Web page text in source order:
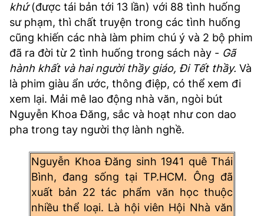
khứ(được tái bản tới 13 lần) với 88 tình huống
sư phạm, thì chất truyện trong các tình huống
cũng khiến các nhà làm phim chú ý và 2 bộ phim
đã ra đời từ 2 tình huống trong sách này - Gã
hành khất và hai người thầy giáo, Đi Tết thầy. Và
là phim giàu ẩn ước, thông điệp, có thể xem đi
xem lại. Mải mê lao động nhà văn, ngòi bút
Nguyễn Khoa Đăng, sắc và hoạt như con dao
pha trong tay người thợ lành nghề.
Nguyễn Khoa Đăng sinh 1941 quê Thái
Bình, đang sống tại TP.HCM. Ông đã
xuất bản 22 tác phẩm văn học thuộc
nhiều thể loại. Là hội viên Hội Nhà văn